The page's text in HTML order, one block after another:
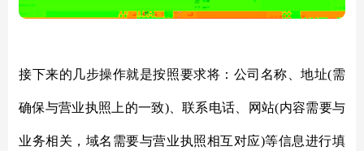
接下来的几步操作就是按照要求将：公司名称、地址(需
确保与营业执照上的一致)、联系电话、网站(内容需要与
业务相关，域名需要与营业执照相互对应)等信息进行填